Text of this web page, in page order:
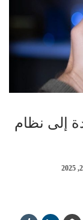
إلى نظام